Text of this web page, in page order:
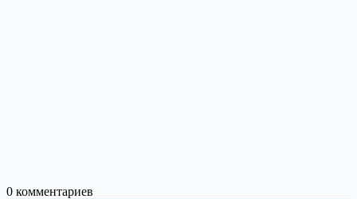
0 комментариев